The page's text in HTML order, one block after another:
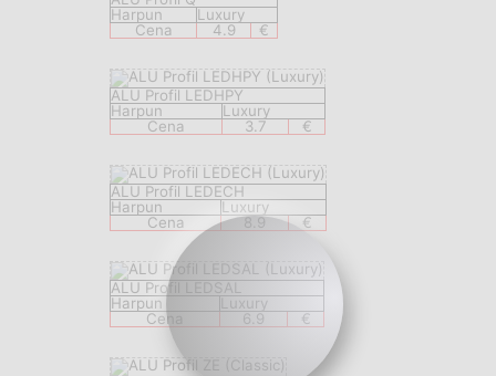
Harpun
Luxury
Cena
4.9 €
ALU Profil LEDHPY
Harpun
Luxury
Cena
3.7 €
ALU Profil LEDECH
Harpun
Luxury
Cena
8.9 €
ALU Profil LEDSAL
Harpun
Luxury
Cena
6.9 €